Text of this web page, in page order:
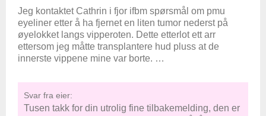
Jeg kontaktet Cathrin i fjor ifbm spørsmål om pmu
eyeliner etter å ha fjernet en liten tumor nederst på
øyelokket langs vipperoten. Dette etterlot ett arr
ettersom jeg måtte transplantere hud pluss at de
innerste vippene mine var borte. …
Svar fra eier:
Tusen takk for din utrolig fine tilbakemelding, den er